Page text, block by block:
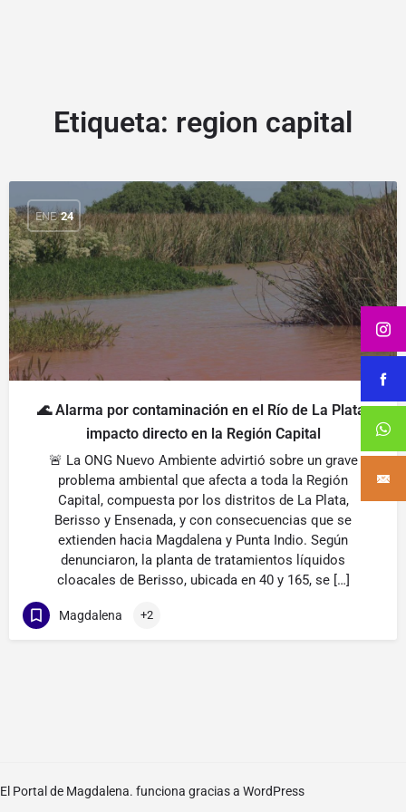
Etiqueta: region capital
ENE 24
🌊 Alarma por contaminación en el Río de La Plata:
impacto directo en la Región Capital
🚨 La ONG Nuevo Ambiente advirtió sobre un grave
problema ambiental que afecta a toda la Región
Capital, compuesta por los distritos de La Plata,
Berisso y Ensenada, y con consecuencias que se
extienden hacia Magdalena y Punta Indio. Según
denunciaron, la planta de tratamientos líquidos
cloacales de Berisso, ubicada en 40 y 165, se […]
Magdalena +2
El Portal de Magdalena. funciona gracias a WordPress